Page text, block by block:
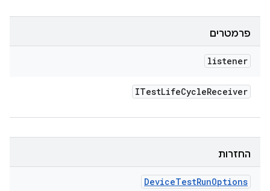
פרמטרים
listener
ITestLifeCycleReceiver
החזרות
DeviceTestRunOptions